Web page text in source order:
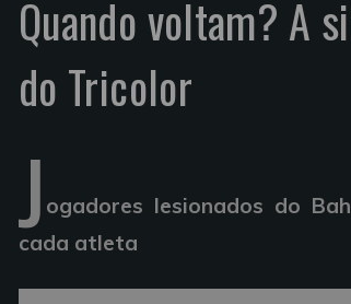
Quando voltam? A
do Tricolor
J ogadores lesionados do
cada atleta